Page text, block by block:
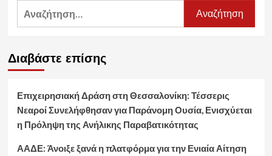
Αναζήτηση
Διαβάστε επίσης
Επιχειρησιακή Δράση στη Θεσσαλονίκη: Τέσσερις
Νεαροί Συνελήφθησαν για Παράνομη Ουσία, Ενισχύεται
η Πρόληψη της Ανήλικης Παραβατικότητας
ΑΑΔΕ: Άνοιξε ξανά η πλατφόρμα για την Ενιαία Αίτηση